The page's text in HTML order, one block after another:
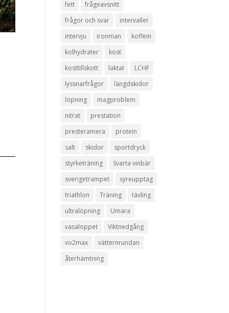
fett
frågeavsnitt
frågor och svar
intervaller
intervju
ironman
koffein
kolhydrater
kost
kosttillskott
laktat
LCHF
lyssnarfrågor
längdskidor
löpning
magproblem
nitrat
prestation
presteramera
protein
salt
skidor
sportdryck
styrketräning
Svarta vinbär
sverigetrampet
syreupptag
triathlon
Träning
tävling
ultralöpning
Umara
vasaloppet
Viktnedgång
vo2max
vätternrundan
återhämtning